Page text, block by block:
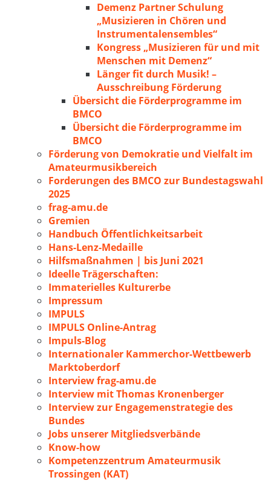
Demenz Partner Schulung
„Musizieren in Chören und
Instrumentalensembles“
Kongress „Musizieren für und mit
Menschen mit Demenz“
Länger fit durch Musik! –
Ausschreibung Förderung
Übersicht die Förderprogramme im
BMCO
Übersicht die Förderprogramme im
BMCO
Förderung von Demokratie und Vielfalt im
Amateurmusikbereich
Forderungen des BMCO zur Bundestagswahl
2025
frag-amu.de
Gremien
Handbuch Öffentlichkeitsarbeit
Hans-Lenz-Medaille
Hilfsmaßnahmen | bis Juni 2021
Ideelle Trägerschaften:
Immaterielles Kulturerbe
Impressum
IMPULS
IMPULS Online-Antrag
Impuls-Blog
Internationaler Kammerchor-Wettbewerb
Marktoberdorf
Interview frag-amu.de
Interview mit Thomas Kronenberger
Interview zur Engagemenstrategie des
Bundes
Jobs unserer Mitgliedsverbände
Know-how
Kompetenzzentrum Amateurmusik
Trossingen (KAT)